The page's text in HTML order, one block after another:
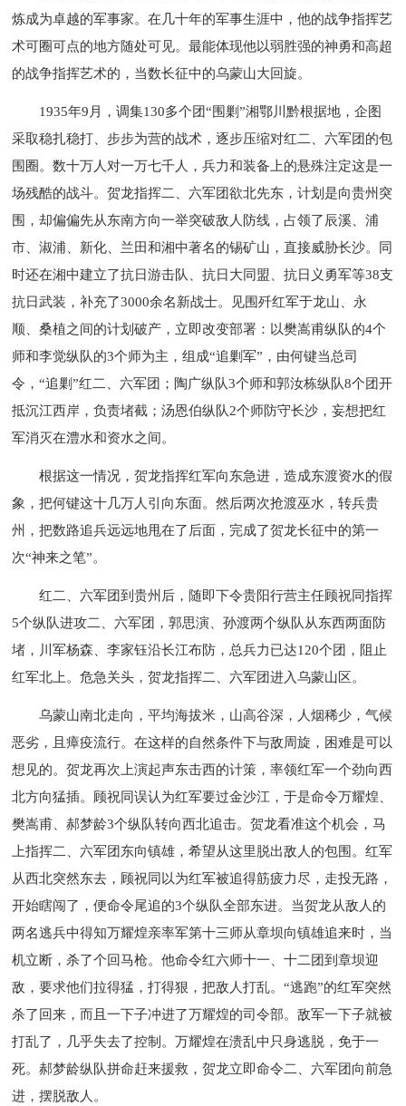
炼成为卓越的军事家。在几十年的军事生涯中，他的战争指挥艺
术可圈可点的地方随处可见。最能体现他以弱胜强的神勇和高超
的战争指挥艺术的，当数长征中的乌蒙山大回旋。
1935年9月，调集130多个团“围剿”湘鄂川黔根据地，企图
采取稳扎稳打、步步为营的战术，逐步压缩对红二、六军团的包
围圈。数十万人对一万七千人，兵力和装备上的悬殊注定这是一
场残酷的战斗。贺龙指挥二、六军团欲北先东，计划是向贵州突
围，却偏偏先从东南方向一举突破敌人防线，占领了辰溪、浦
市、淑浦、新化、兰田和湘中著名的锡矿山，直接威胁长沙。同
时还在湘中建立了抗日游击队、抗日大同盟、抗日义勇军等38支
抗日武装，补充了3000余名新战士。见围歼红军于龙山、永
顺、桑植之间的计划破产，立即改变部署：以樊嵩甫纵队的4个
师和李觉纵队的3个师为主，组成“追剿军”，由何键当总司
令，“追剿”红二、六军团；陶广纵队3个师和郭汝栋纵队8个团开
抵沉江西岸，负责堵截；汤恩伯纵队2个师防守长沙，妄想把红
军消灭在澧水和资水之间。
根据这一情况，贺龙指挥红军向东急进，造成东渡资水的假
象，把何键这十几万人引向东面。然后两次抢渡巫水，转兵贵
州，把数路追兵远远地甩在了后面，完成了贺龙长征中的第一
次“神来之笔”。
红二、六军团到贵州后，随即下令贵阳行营主任顾祝同指挥
5个纵队进攻二、六军团，郭思演、孙渡两个纵队从东西两面防
堵，川军杨森、李家钰沿长江布防，总兵力已达120个团，阻止
红军北上。危急关头，贺龙指挥二、六军团进入乌蒙山区。
乌蒙山南北走向，平均海拔米，山高谷深，人烟稀少，气候
恶劣，且瘴疫流行。在这样的自然条件下与敌周旋，困难是可以
想见的。贺龙再次上演起声东击西的计策，率领红军一个劲向西
北方向猛插。顾祝同误认为红军要过金沙江，于是命令万耀煌、
樊嵩甫、郝梦龄3个纵队转向西北追击。贺龙看准这个机会，马
上指挥二、六军团东向镇雄，希望从这里脱出敌人的包围。红军
从西北突然东去，顾祝同以为红军被追得筋疲力尽，走投无路，
开始瞎闯了，便命令尾追的3个纵队全部东进。当贺龙从敌人的
两名逃兵中得知万耀煌亲率军第十三师从章坝向镇雄追来时，当
机立断，杀了个回马枪。他命令红六师十一、十二团到章坝迎
敌，要求他们拉得猛，打得狠，把敌人打乱。“逃跑”的红军突然
杀了回来，而且一下子冲进了万耀煌的司令部。敌军一下子就被
打乱了，几乎失去了控制。万耀煌在溃乱中只身逃脱，免于一
死。郝梦龄纵队拼命赶来援救，贺龙立即命令二、六军团向前急
进，摆脱敌人。